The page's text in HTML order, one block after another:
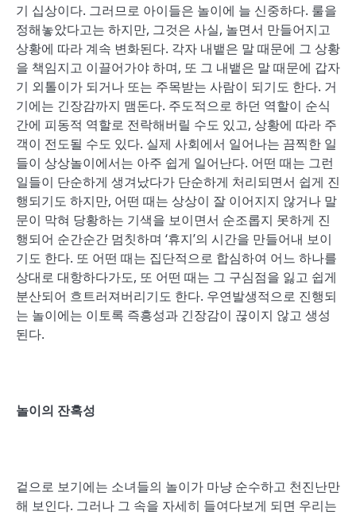
기 십상이다. 그러므로 아이들은 놀이에 늘 신중하다. 룰을
정해놓았다고는 하지만, 그것은 사실, 놀면서 만들어지고
상황에 따라 계속 변화된다. 각자 내뱉은 말 때문에 그 상황
을 책임지고 이끌어가야 하며, 또 그 내뱉은 말 때문에 갑자
기 외톨이가 되거나 또는 주목받는 사람이 되기도 한다. 거
기에는 긴장감까지 맴돈다. 주도적으로 하던 역할이 순식
간에 피동적 역할로 전락해버릴 수도 있고, 상황에 따라 주
객이 전도될 수도 있다. 실제 사회에서 일어나는 끔찍한 일
들이 상상놀이에서는 아주 쉽게 일어난다. 어떤 때는 그런
일들이 단순하게 생겨났다가 단순하게 처리되면서 쉽게 진
행되기도 하지만, 어떤 때는 상상이 잘 이어지지 않거나 말
문이 막혀 당황하는 기색을 보이면서 순조롭지 못하게 진
행되어 순간순간 멈칫하며 ‘휴지’의 시간을 만들어내 보이
기도 한다. 또 어떤 때는 집단적으로 합심하여 어느 하나를
상대로 대항하다가도, 또 어떤 때는 그 구심점을 잃고 쉽게
분산되어 흐트러져버리기도 한다. 우연발생적으로 진행되
는 놀이에는 이토록 즉흥성과 긴장감이 끊이지 않고 생성
된다.
놀이의 잔혹성
겉으로 보기에는 소녀들의 놀이가 마냥 순수하고 천진난만
해 보인다. 그러나 그 속을 자세히 들여다보게 되면 우리는